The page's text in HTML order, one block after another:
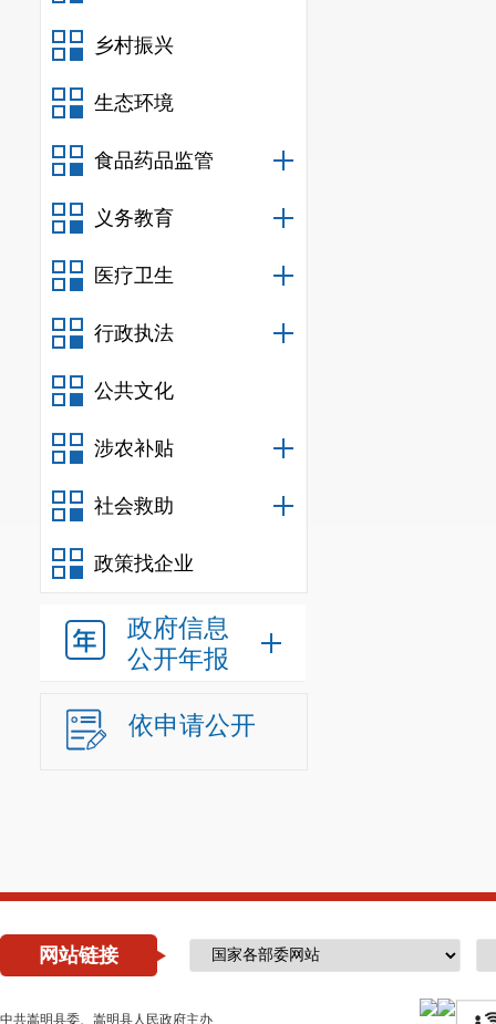
乡村振兴
生态环境
食品药品监管
义务教育
医疗卫生
行政执法
公共文化
涉农补贴
社会救助
政策找企业
政府信息
公开年报
依申请公开
网站链接
中共嵩明县委、嵩明县人民政府主办